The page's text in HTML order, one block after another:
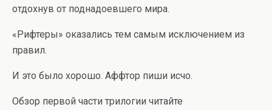
отдохнув от поднадоевшего мира.
«Рифтеры» оказались тем самым исключением из
правил.
И это было хорошо. Аффтор пиши исчо.
Обзор первой части трилогии читайте